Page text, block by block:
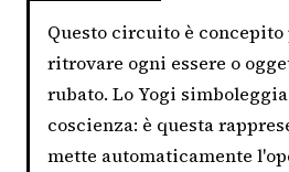
Questo circuito è
ritrovare ogni essere o
rubato. Lo Yogi
coscienza: è questa
mette automaticamente